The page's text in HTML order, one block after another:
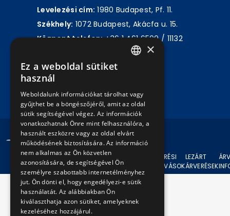
Levelezési cím: 1980 Budapest, Pf. 11.
Székhely: 1072 Budapest, Akácfa u. 15.
Központ telefon:+36 1 461 6500 / 11132
Írjon nekünk!
© 2024 BKV Minden jog fenntartva.
ÁRVERÉSEK
ÁRVERÉSI
FELHÍVÁSOK
LEZÁRT
ÁRVERÉSEK
×
Ez a weboldal sütiket
használ
Weboldalunk információkat tárolhat vagy
gyűjthet be a böngészőjéről, amit az oldal
sütik segítségével végez. Az információk
vonatkozhatnak Önre mint felhasználóra, a
használt eszközre vagy az oldal elvárt
működésének biztosítására. Az információ
nem alkalmas az Ön közvetlen
azonosítására, de segítségével Ön
személyre szabottabb internetélményhez
jut. Ön dönti el, hogy engedélyezi-e sütik
használatát. Az alábbiakban Ön
kiválaszthatja azon sütiket, amelyeknek
kezeléséhez hozzájárul.